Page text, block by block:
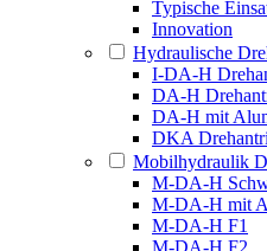
Typische
Innovation
Hydraulische
I-DA-H
DA-H
DA-H mit
DKA
Mobilhydraulik
M-DA-H
M-DA-H mit
M-DA-H F1
M-DA-H F2